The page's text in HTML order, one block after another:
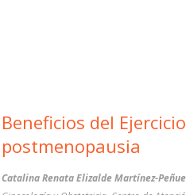
Beneficios del
postmenopausia
Catalina Renata Elizalde Martínez-